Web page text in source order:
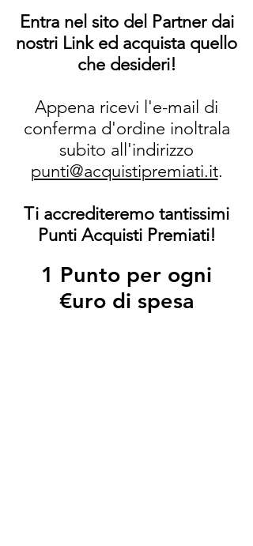
Entra nel sito del Partner dai
nostri Link ed acquista quello
che desideri!
Appena ricevi l'e-mail di
conferma d'ordine inoltrala
subito all'indirizzo
punti@acquistipremiati.it.
Ti accrediteremo tantissimi
Punti Acquisti Premiati!
1 Punto per ogni
€uro di spesa